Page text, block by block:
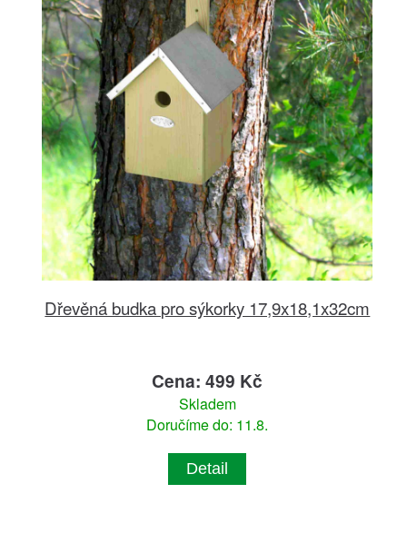
Dřevěná budka pro sýkorky 17,9x18,1x32cm
Cena: 499 Kč
Skladem
Doručíme do: 11.8.
Detail